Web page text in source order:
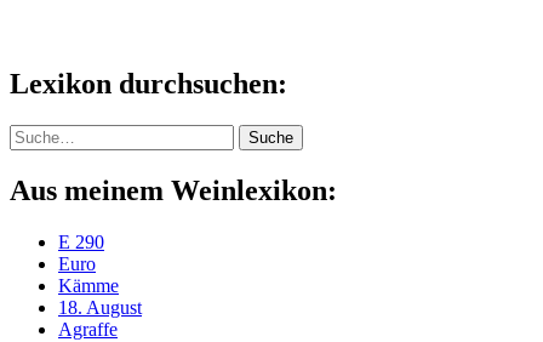
Lexikon durchsuchen:
Suche Suche
Aus meinem Weinlexikon:
E 290
Euro
Kämme
18. August
Agraffe